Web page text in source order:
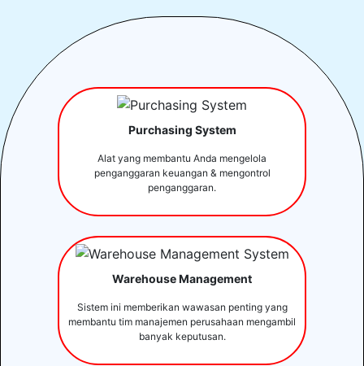
Purchasing System
Alat yang membantu Anda mengelola
penganggaran keuangan & mengontrol
penganggaran.
Warehouse Management
Sistem ini memberikan wawasan penting yang
membantu tim manajemen perusahaan mengambil
banyak keputusan.